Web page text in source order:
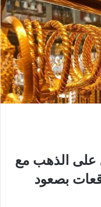
على الذهب مع
بصعود